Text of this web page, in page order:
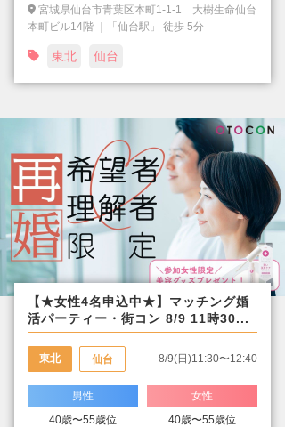
宮城県仙台市青葉区本町1-1-1 大樹生命仙台
本町ビル14階 ｜「仙台駅」 徒歩 5分
東北 仙台
【★女性4名申込中★】マッチング婚
活パーティー・街コン 8/9 11時30...
東北 仙台 8/9(日)11:30〜12:40
男性
40歳〜55歳位
女性
40歳〜55歳位